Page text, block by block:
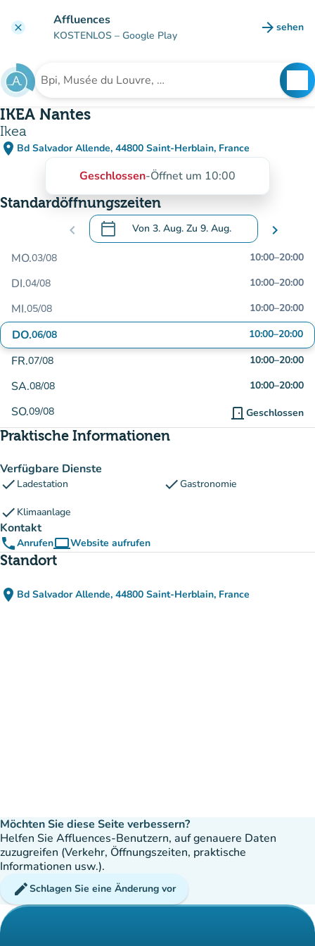
clear Affluences
KOSTENLOS – Google Play arrow_forward sehen
(new
Suche nach einer Einrichtung
IKEA Nantes
Ikea
place Bd Salvador Allende, 44800 Saint-Herblain, France
(in Google Maps öffnen)
(new tab)
Geschlossen-Öffnet um 10:00
Standardöffnungszeiten
chevron_left calendar_today Von 3. Aug. Zu 9. Aug.
.Öffnen Sie den Kalender, um Daten zu
chevron_right
MO.03/08 10:00–20:00
DI.04/08 10:00–20:00
MI.05/08 10:00–20:00
DO.06/08 10:00–20:00
FR.07/08 10:00–20:00
SA.08/08 10:00–20:00
SO.09/08 door_front Geschlossen
Praktische Informationen
Verfügbare Dienste
check Ladestation checkGastronomie
check Klimaanlage
Kontakt
phoneAnrufencomputerWebsite aufrufen
(new tab)
Standort
place Bd Salvador Allende, 44800 Saint-Herblain, France
(in Google Maps öffnen)
(new tab)
Möchten Sie diese Seite verbessern?
Helfen Sie Affluences-Benutzern, auf genauere Daten
zuzugreifen (Verkehr, Öffnungszeiten, praktische
Informationen usw.).
editSchlagen Sie eine Änderung vor